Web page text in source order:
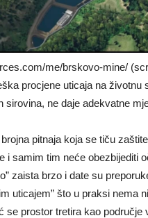
me/brskovo-mine/
procjene uticaja na
sirovina, ne daje adekvatne
pitnaja koja se tiču
i samim tim neće obezbijediti
zaista brzo i date su
uticajem” što u praksi
se prostor tretira kao